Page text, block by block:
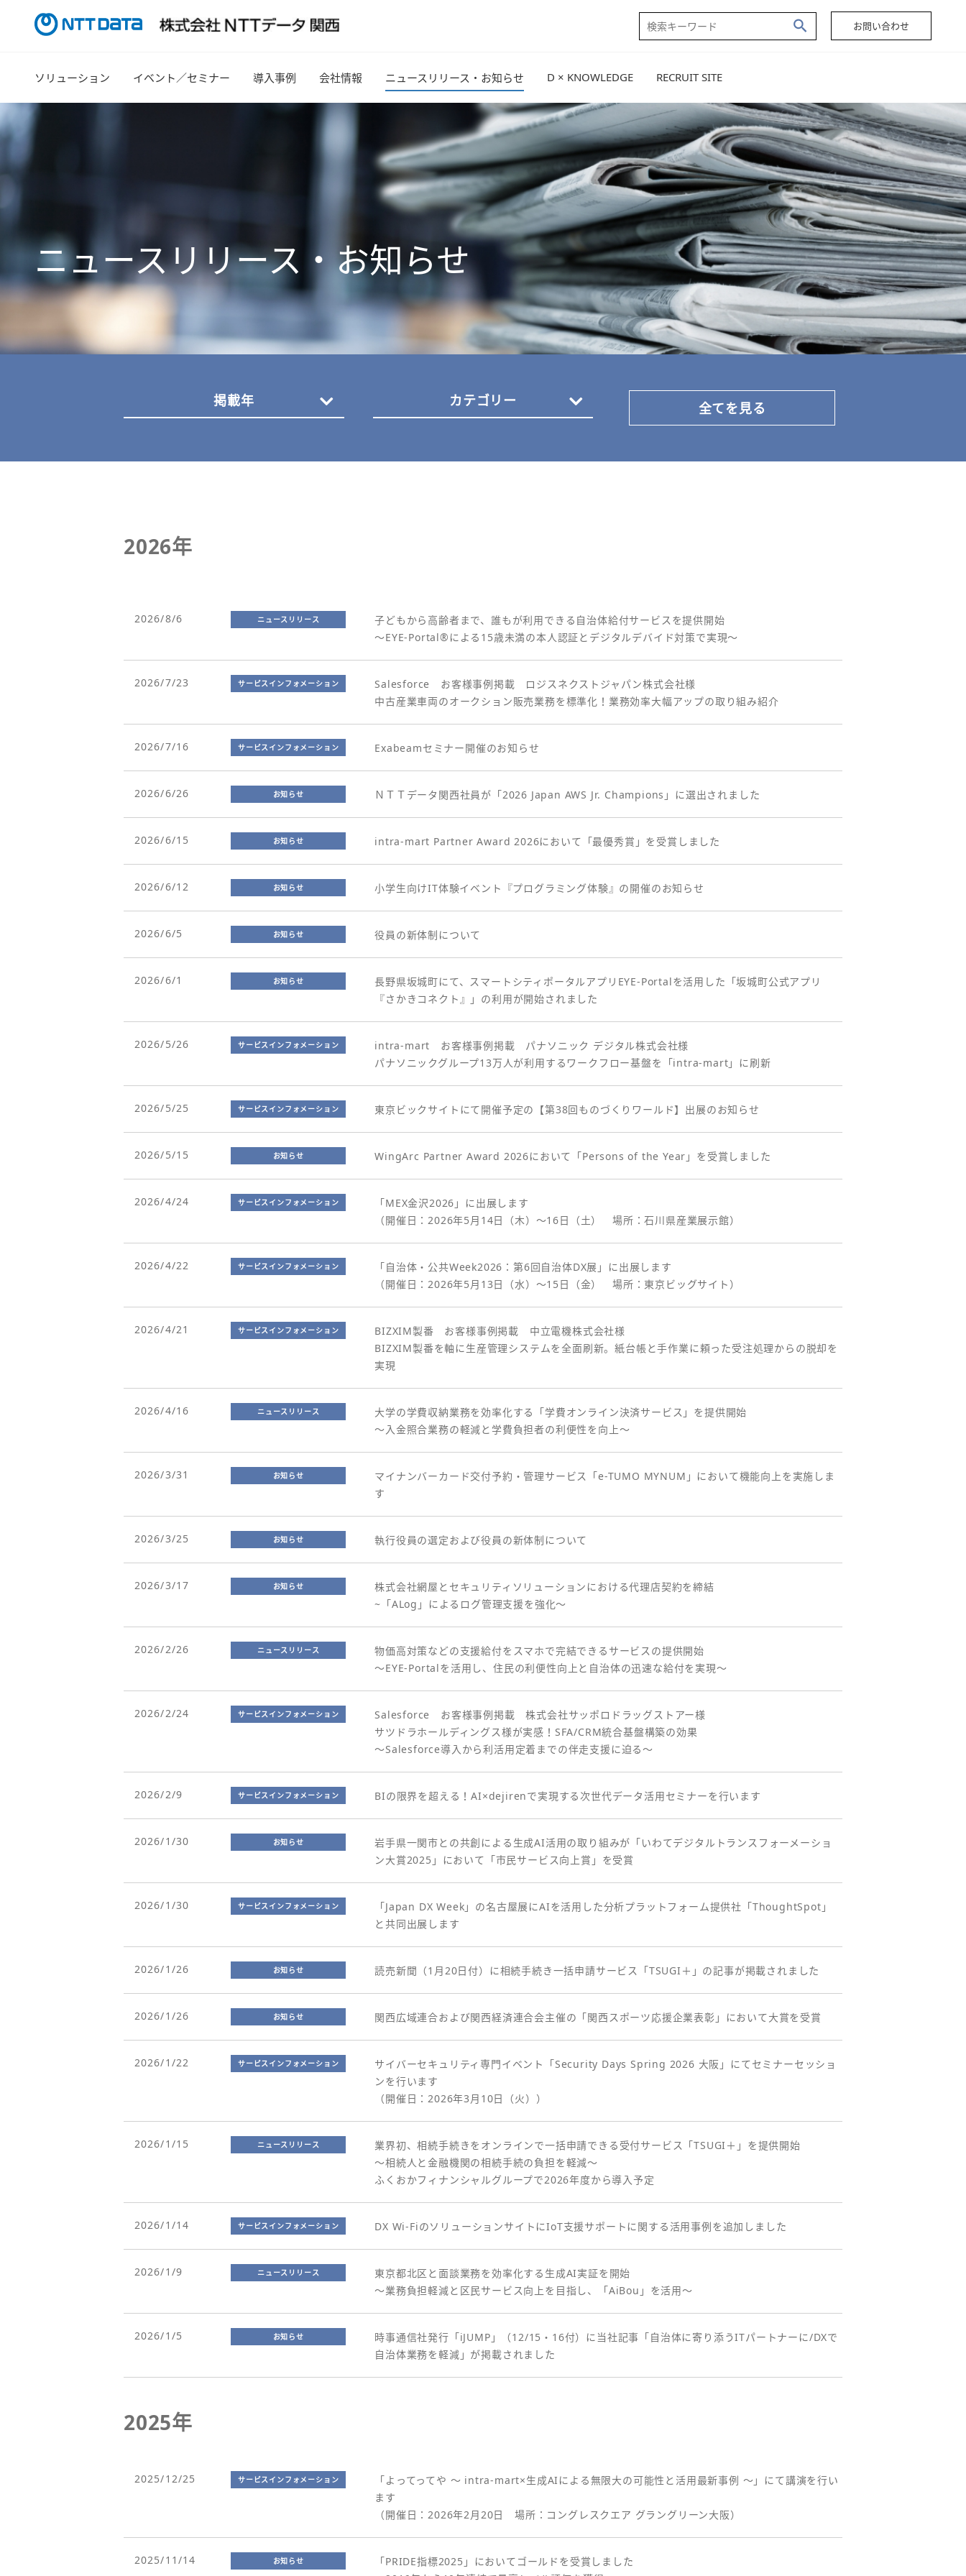
お問い合わせ
ソリューション イベント／セミナー 導入事例 会社情報 ニュースリリース・お知らせ D × KNOWLEDGE RECRUIT SITE
ニュースリリース・お知らせ
掲載年 カテゴリー 全てを見る
2026年
2026/8/6 ニュースリリース
子どもから高齢者まで、誰もが利用できる自治体給付サービスを提供開始
～EYE-Portal®による15歳未満の本人認証とデジタルデバイド対策で実現～
2026/7/23 サービスインフォメーション
Salesforce お客様事例掲載 ロジスネクストジャパン株式会社様
中古産業車両のオークション販売業務を標準化！業務効率大幅アップの取り組み紹介
2026/7/16 サービスインフォメーション Exabeamセミナー開催のお知らせ
2026/6/26 お知らせ ＮＴＴデータ関西社員が「2026 Japan AWS Jr. Champions」に選出されました
2026/6/15 お知らせ intra-mart Partner Award 2026において「最優秀賞」を受賞しました
2026/6/12 お知らせ 小学生向けIT体験イベント『プログラミング体験』の開催のお知らせ
2026/6/5 お知らせ 役員の新体制について
2026/6/1 お知らせ
長野県坂城町にて、スマートシティポータルアプリEYE-Portalを活用した「坂城町公式アプリ
『さかきコネクト』」の利用が開始されました
2026/5/26 サービスインフォメーション
intra-mart お客様事例掲載 パナソニック デジタル株式会社様
パナソニックグループ13万人が利用するワークフロー基盤を「intra-mart」に刷新
2026/5/25 サービスインフォメーション 東京ビックサイトにて開催予定の【第38回ものづくりワールド】出展のお知らせ
2026/5/15 お知らせ WingArc Partner Award 2026において「Persons of the Year」を受賞しました
2026/4/24 サービスインフォメーション
「MEX金沢2026」に出展します
（開催日：2026年5月14日（木）～16日（土） 場所：石川県産業展示館）
2026/4/22 サービスインフォメーション
「自治体・公共Week2026：第6回自治体DX展」に出展します
（開催日：2026年5月13日（水）～15日（金） 場所：東京ビッグサイト）
2026/4/21 サービスインフォメーション
BIZXIM製番 お客様事例掲載 中立電機株式会社様
BIZXIM製番を軸に生産管理システムを全面刷新。紙台帳と手作業に頼った受注処理からの脱却を
実現
2026/4/16 ニュースリリース
大学の学費収納業務を効率化する「学費オンライン決済サービス」を提供開始
～入金照合業務の軽減と学費負担者の利便性を向上～
2026/3/31 お知らせ
マイナンバーカード交付予約・管理サービス「e-TUMO MYNUM」において機能向上を実施しま
す
2026/3/25 お知らせ 執行役員の選定および役員の新体制について
2026/3/17 お知らせ
株式会社網屋とセキュリティソリューションにおける代理店契約を締結
~「ALog」によるログ管理支援を強化～
2026/2/26 ニュースリリース
物価高対策などの支援給付をスマホで完結できるサービスの提供開始
～EYE-Portalを活用し、住民の利便性向上と自治体の迅速な給付を実現～
2026/2/24 サービスインフォメーション
Salesforce お客様事例掲載 株式会社サッポロドラッグストアー様
サツドラホールディングス様が実感！SFA/CRM統合基盤構築の効果
～Salesforce導入から利活用定着までの伴走支援に迫る～
2026/2/9 サービスインフォメーション BIの限界を超える！AI×dejirenで実現する次世代データ活用セミナーを行います
2026/1/30 お知らせ
岩手県一関市との共創による生成AI活用の取り組みが「いわてデジタルトランスフォーメーショ
ン大賞2025」において「市民サービス向上賞」を受賞
2026/1/30 サービスインフォメーション
「Japan DX Week」の名古屋展にAIを活用した分析プラットフォーム提供社「ThoughtSpot」
と共同出展します
2026/1/26 お知らせ 読売新聞（1月20日付）に相続手続き一括申請サービス「TSUGI＋」の記事が掲載されました
2026/1/26 お知らせ 関西広域連合および関西経済連合会主催の「関西スポーツ応援企業表彰」において大賞を受賞
2026/1/22 サービスインフォメーション
サイバーセキュリティ専門イベント「Security Days Spring 2026 大阪」にてセミナーセッショ
ンを行います
（開催日：2026年3月10日（火））
2026/1/15 ニュースリリース
業界初、相続手続きをオンラインで一括申請できる受付サービス「TSUGI＋」を提供開始
～相続人と金融機関の相続手続の負担を軽減～
ふくおかフィナンシャルグループで2026年度から導入予定
2026/1/14 サービスインフォメーション DX Wi-FiのソリューションサイトにIoT支援サポートに関する活用事例を追加しました
2026/1/9 ニュースリリース
東京都北区と面談業務を効率化する生成AI実証を開始
～業務負担軽減と区民サービス向上を目指し、「AiBou」を活用～
2026/1/5 お知らせ
時事通信社発行「iJUMP」（12/15・16付）に当社記事「自治体に寄り添うITパートナーに/DXで
自治体業務を軽減」が掲載されました
2025年
2025/12/25 サービスインフォメーション
「よってってや ～ intra-mart×生成AIによる無限大の可能性と活用最新事例 ～」にて講演を行い
ます
（開催日：2026年2月20日 場所：コングレスクエア グラングリーン大阪）
2025/11/14 お知らせ
「PRIDE指標2025」においてゴールドを受賞しました